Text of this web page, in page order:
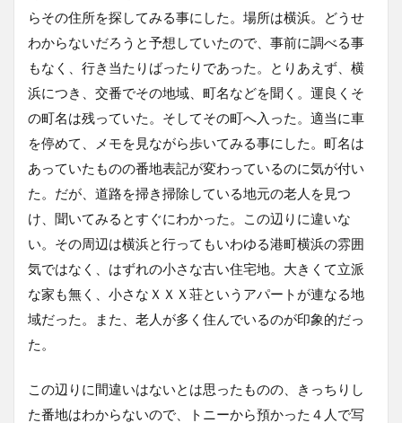
らその住所を探してみる事にした。場所は横浜。どうせ
わからないだろうと予想していたので、事前に調べる事
もなく、行き当たりばったりであった。とりあえず、横
浜につき、交番でその地域、町名などを聞く。運良くそ
の町名は残っていた。そしてその町へ入った。適当に車
を停めて、メモを見ながら歩いてみる事にした。町名は
あっていたものの番地表記が変わっているのに気が付い
た。だが、道路を掃き掃除している地元の老人を見つ
け、聞いてみるとすぐにわかった。この辺りに違いな
い。その周辺は横浜と行ってもいわゆる港町横浜の雰囲
気ではなく、はずれの小さな古い住宅地。大きくて立派
な家も無く、小さなＸＸＸ荘というアパートが連なる地
域だった。また、老人が多く住んでいるのが印象的だっ
た。
この辺りに間違いはないとは思ったものの、きっちりし
た番地はわからないので、トニーから預かった４人で写